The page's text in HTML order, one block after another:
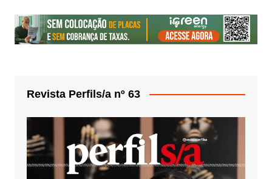
Revista Perfils/a nº 63